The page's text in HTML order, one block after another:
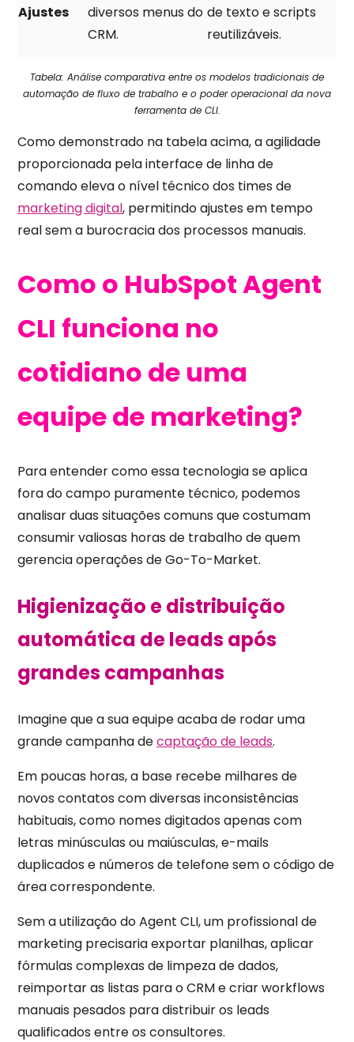
Ajustes
diversos menus do
CRM.
de texto e scripts
reutilizáveis.
Tabela: Análise comparativa entre os modelos tradicionais de
automação de fluxo de trabalho e o poder operacional da nova
ferramenta de CLI.
Como demonstrado na tabela acima, a agilidade
proporcionada pela interface de linha de
comando eleva o nível técnico dos times de
marketing digital, permitindo ajustes em tempo
real sem a burocracia dos processos manuais.
Como o HubSpot Agent
CLI funciona no
cotidiano de uma
equipe de marketing?
Para entender como essa tecnologia se aplica
fora do campo puramente técnico, podemos
analisar duas situações comuns que costumam
consumir valiosas horas de trabalho de quem
gerencia operações de Go-To-Market.
Higienização e distribuição
automática de leads após
grandes campanhas
Imagine que a sua equipe acaba de rodar uma
grande campanha decaptação de leads.
Em poucas horas, a base recebe milhares de
novos contatos com diversas inconsistências
habituais, como nomes digitados apenas com
letras minúsculas ou maiúsculas, e-mails
duplicados e números de telefone sem o código de
área correspondente.
Sem a utilização do Agent CLI, um profissional de
marketing precisaria exportar planilhas, aplicar
fórmulas complexas de limpeza de dados,
reimportar as listas para o CRM e criar workflows
manuais pesados para distribuir os leads
qualificados entre os consultores.